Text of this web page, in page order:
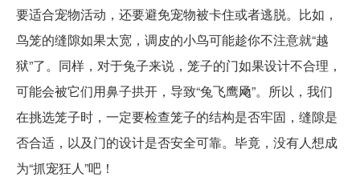
要适合宠物活动，还要避免宠物被卡住或者逃脱。比如，
鸟笼的缝隙如果太宽，调皮的小鸟可能趁你不注意就“越
狱”了。同样，对于兔子来说，笼子的门如果设计不合理，
可能会被它们用鼻子拱开，导致“兔飞鹰飏”。所以，我们
在挑选笼子时，一定要检查笼子的结构是否牢固，缝隙是
否合适，以及门的设计是否安全可靠。毕竟，没有人想成
为“抓宠狂人”吧！